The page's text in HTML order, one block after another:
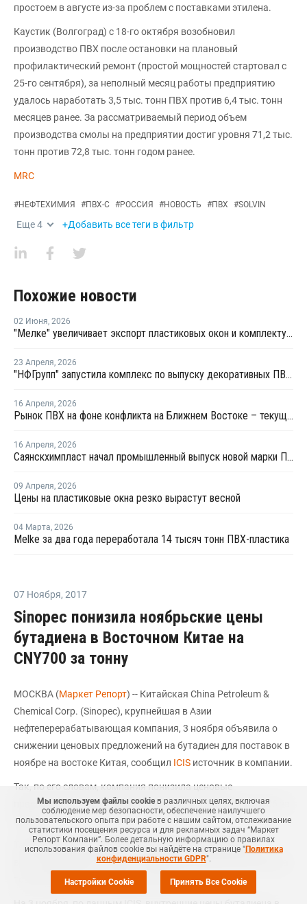
простоем в августе из-за проблем с поставками этилена.
Каустик (Волгоград) с 18-го октября возобновил
производство ПВХ после остановки на плановый
профилактический ремонт (простой мощностей стартовал с
25-го сентября), за неполный месяц работы предприятию
удалось наработать 3,5 тыс. тонн ПВХ против 6,4 тыс. тонн
месяцев ранее. За рассматриваемый период объем
производства смолы на предприятии достиг уровня 71,2 тыс.
тонн против 72,8 тыс. тонн годом ранее.
MRC
#НЕФТЕХИМИЯ #ПВХ-С #РОССИЯ #НОВОСТЬ #ПВХ #SOLVIN
Еще4 +Добавить все теги в фильтр
Похожие новости
02 Июня, 2026
"Мелке" увеличивает экспорт пластиковых окон и комплектующих
23 Апреля, 2026
"НФГрупп" запустила комплекс по выпуску декоративных ПВХ-пленок
16 Апреля, 2026
Рынок ПВХ на фоне конфликта на Ближнем Востоке – текущая ситуация и прогноз мирового рынка ПВХ
16 Апреля, 2026
Саянскхимпласт начал промышленный выпуск новой марки ПВХ-С
09 Апреля, 2026
Цены на пластиковые окна резко вырастут весной
04 Марта, 2026
Melke за два года переработала 14 тысяч тонн ПВХ-пластика
07 Ноября, 2017
Sinopec понизила ноябрьские цены
бутадиена в Восточном Китае на
CNY700 за тонну
МОСКВА (Маркет Репорт) -- Китайская China Petroleum &
Chemical Corp. (Sinopec), крупнейшая в Азии
нефтеперерабатывающая компания, 3 ноября объявила о
снижении ценовых предложений на бутадиен для поставок в
ноябре на востоке Китая, сообщил ICIS источник в компании.
Так, по его словам, компания понизила ценовые
предложения на материал на 700 юаней (CNY) или USD106 за
тонну.
Таким образом, ноябрьская цена бутадиена Sinopec в
восточном регионе страны находится на уровне CNY8 500 за
тонну (USD1 281 за тонну), ex-works.
Мы используем файлы cookieв различных целях, включая
соблюдение мер безопасности, обеспечение наилучшего
пользовательского опыта при работе с нашим сайтом, отслеживание
статистики посещения ресурса и для рекламных задач “Маркет
Репорт Компани”. Более детальную информацию о правилах
использования файлов cookie вы найдёте на странице "Политика
конфиденциальности GDPR".
Настройки Cookie Принять Все Cookie